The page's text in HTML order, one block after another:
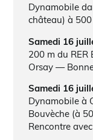
Dynamobile
château) à
Samedi 16
200 m du RER
Orsay —
Samedi 16
Dynamobile à
Bouvèche (à
Rencontre